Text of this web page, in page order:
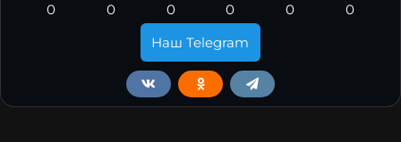
0 0 0 0 0
0
Наш Telegram